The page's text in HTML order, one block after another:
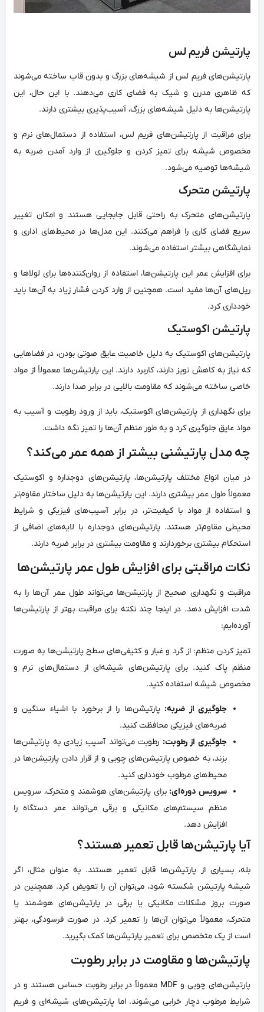
پارتیشن فریم لس
پارتیشن‌های فریم لس از شیشه‌های بزرگ و بدون قاب ساخته می‌شوند
که ظاهری مدرن و شیک به فضای کاری می‌دهند. با این حال، این
پارتیشن‌ها به دلیل شیشه‌های بزرگ، آسیب‌پذیری بیشتری دارند.
برای مراقبت از پارتیشن‌های فریم لس، استفاده از دستمال‌های نرم و
مخصوص شیشه برای تمیز کردن و جلوگیری از وارد آمدن ضربه به
شیشه‌ها توصیه می‌شود.
پارتیشن متحرک
پارتیشن‌های متحرک به راحتی قابل جابجایی هستند و امکان تغییر
سریع فضای کاری را فراهم می‌کنند. این مدل‌ها در محیط‌های اداری و
نمایشگاهی بیشتر استفاده می‌شوند.
برای افزایش عمر این پارتیشن‌ها، استفاده از روان‌کننده‌ها برای لولاها و
ریل‌های آن‌ها مفید است. همچنین از وارد کردن فشار زیاد به آن‌ها باید
خودداری کرد.
پارتیشن اکوستیک
پارتیشن‌های اکوستیک به دلیل خاصیت عایق صوتی بودن، در فضاهایی
که نیاز به کاهش نویز دارند، کاربرد دارند. این پارتیشن‌ها معمولاً از مواد
خاصی ساخته می‌شوند که مقاومت بالایی در برابر صدا دارند.
برای نگهداری از پارتیشن‌های اکوستیک، باید از ورود رطوبت و آسیب به
مواد عایق جلوگیری کرد و به طور منظم آن‌ها را تمیز نگه داشت.
چه مدل پارتیشنی بیشتر از همه عمر می‌کند؟
در میان انواع مختلف پارتیشن‌ها، پارتیشن‌های دوجداره و اکوستیک
معمولاً طول عمر بیشتری دارند. این پارتیشن‌ها به دلیل ساختار مقاوم‌تر
و استفاده از مواد با کیفیت‌تر، در برابر آسیب‌های فیزیکی و شرایط
محیطی مقاوم‌تر هستند. پارتیشن‌های دوجداره با لایه‌های اضافی از
استحکام بیشتری برخوردارند و مقاومت بیشتری در برابر ضربه دارند.
نکات مراقبتی برای افزایش طول عمر پارتیشن‌ها
مراقبت و نگهداری صحیح از پارتیشن‌ها می‌تواند طول عمر آن‌ها را به
شدت افزایش دهد. در اینجا چند نکته برای مراقبت بهتر از پارتیشن‌ها
آورده‌ایم:
تمیز کردن منظم: از گرد و غبار و کثیفی‌های سطح پارتیشن‌ها به صورت
منظم پاک کنید. برای پارتیشن‌های شیشه‌ای از دستمال‌های نرم و
مخصوص شیشه استفاده کنید.
جلوگیری از ضربه: پارتیشن‌ها را از برخورد با اشیاء سنگین و
ضربه‌های فیزیکی محافظت کنید.
جلوگیری از رطوبت: رطوبت می‌تواند آسیب زیادی به پارتیشن‌ها
بزند، به خصوص پارتیشن‌های چوبی و از قرار دادن پارتیشن‌ها در
محیط‌های مرطوب خودداری کنید.
سرویس دوره‌ای: برای پارتیشن‌های هوشمند و متحرک، سرویس
منظم سیستم‌های مکانیکی و برقی می‌تواند عمر دستگاه را
افزایش دهد.
آیا پارتیشن‌ها قابل تعمیر هستند؟
بله، بسیاری از پارتیشن‌ها قابل تعمیر هستند. به عنوان مثال، اگر
شیشه پارتیشن شکسته شود، می‌توان آن را تعویض کرد. همچنین در
صورت بروز مشکلات مکانیکی یا برقی در پارتیشن‌های هوشمند یا
متحرک، معمولاً می‌توان آن‌ها را تعمیر کرد. در صورت فرسودگی، بهتر
است از یک متخصص برای تعمیر پارتیشن‌ها کمک بگیرید.
پارتیشن‌ها و مقاومت در برابر رطوبت
پارتیشن‌های چوبی و MDF معمولاً در برابر رطوبت حساس هستند و در
شرایط مرطوب دچار خرابی می‌شوند. اما پارتیشن‌های شیشه‌ای و فریم